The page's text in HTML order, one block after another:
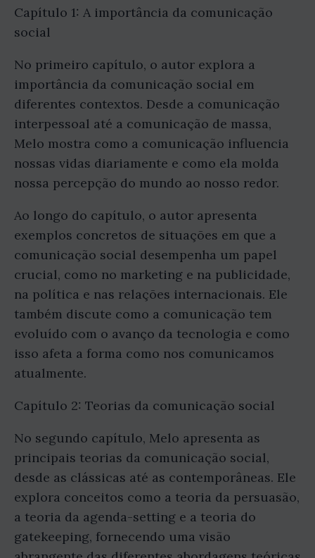
Capítulo 1: A importância da comunicação
social
No primeiro capítulo, o autor explora a
importância da comunicação social em
diferentes contextos. Desde a comunicação
interpessoal até a comunicação de massa,
Melo mostra como a comunicação influencia
nossas vidas diariamente e como ela molda
nossa percepção do mundo ao nosso redor.
Ao longo do capítulo, o autor apresenta
exemplos concretos de situações em que a
comunicação social desempenha um papel
crucial, como no marketing e na publicidade,
na política e nas relações internacionais. Ele
também discute como a comunicação tem
evoluído com o avanço da tecnologia e como
isso afeta a forma como nos comunicamos
atualmente.
Capítulo 2: Teorias da comunicação social
No segundo capítulo, Melo apresenta as
principais teorias da comunicação social,
desde as clássicas até as contemporâneas. Ele
explora conceitos como a teoria da persuasão,
a teoria da agenda-setting e a teoria do
gatekeeping, fornecendo uma visão